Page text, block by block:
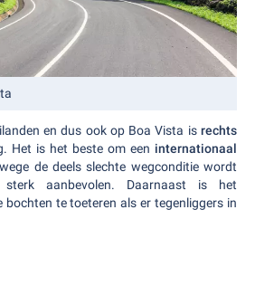
en dus ook op Boa Vista is rechts
Het is het beste om een internationaal
de deels slechte wegconditie wordt
aanbevolen. Daarnaast is het
bochten te toeteren als er tegenliggers in